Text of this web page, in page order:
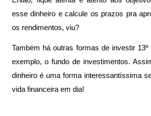
esse dinheiro e calcule os prazos pra
os rendimentos, viu?
Também há outras formas de investir
exemplo, o fundo de investimentos.
dinheiro é uma forma interessantíssima
vida financeira em dia!